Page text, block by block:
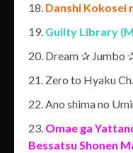
Danshi Kokosei
Guilty Library
Dream ✰ Jumbo
Zero to Hyaku
Ano shima no
Omae ga
Bessatsu Shonen